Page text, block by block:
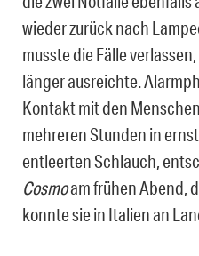
wieder zurück nach
musste die Fälle
länger ausreichte.
Kontakt mit den
mehreren Stunden in
entleerten Schlauch,
Cosmoam frühen Abend,
konnte sie in Italien an